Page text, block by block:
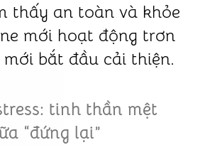
thấy an toàn và khỏe
mới hoạt động trơn
bắt đầu cải thiện.
tinh thần mệt
“đứng lại”